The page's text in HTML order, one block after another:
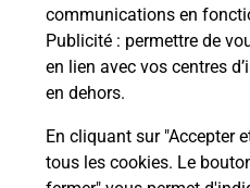
communications en
Publicité : permettre de
en lien avec vos centres
en dehors.
En cliquant sur "Accepter
tous les cookies. Le
En savoir plus
Localiser Liste
Liste -